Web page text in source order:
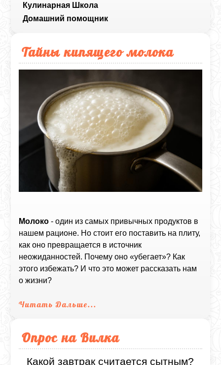
Кулинарная Школа
Домашний помощник
Тайны кипящего молока
Молоко - один из самых привычных продуктов в
нашем рационе. Но стоит его поставить на плиту,
как оно превращается в источник
неожиданностей. Почему оно «убегает»? Как
этого избежать? И что это может рассказать нам
о жизни?
Читать Дальше...
Опрос на Вилка
Какой завтрак считается сытным?